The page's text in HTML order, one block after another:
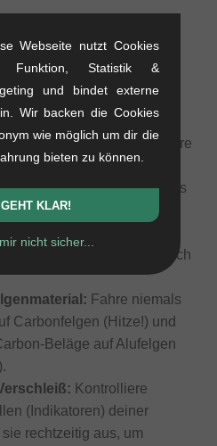
Felgen besitzt.
Kauf:
Brauchst Du längere
70 mm oder 72 mm)?
Cartridge-System(nur das
der Metallhalter bleibt).
auch im BMX-Bereich üblich
Fahre niemals
Carbonfelgen (Hitze!) und
Beläge auf Alufelgen
Kontrolliere
(Indikatoren) deiner
rechtzeitig aus, um
Webseite nutzt Cookies
Funktion, Statistik &
und bindet externe
Wir backen die Cookies
wie möglich um dir die
bieten zu können.
GEHT KLAR!
nicht sicher...